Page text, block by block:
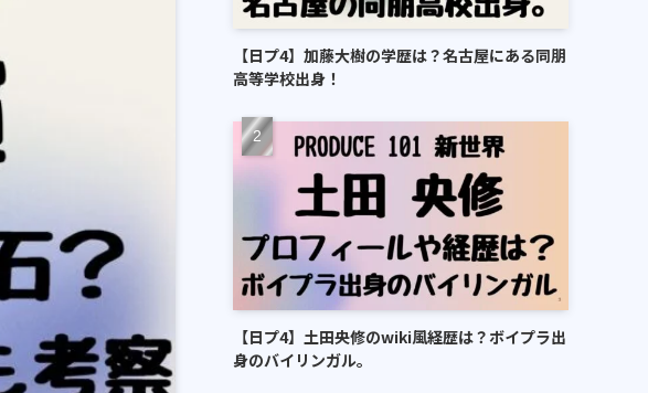
【日プ4】加藤大樹の学歴は？名古屋にある同朋
高等学校出身！
【日プ4】土田央修のwiki風経歴は？ボイプラ出
身のバイリンガル。